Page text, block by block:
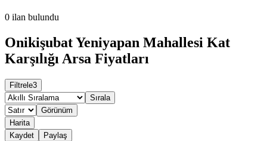
0 ilan bulundu
Onikişubat Yeniyapan Mahallesi Kat
Karşılığı Arsa Fiyatları
Filtrele3
Sırala
Görünüm
Harita
Kaydet
Paylaş